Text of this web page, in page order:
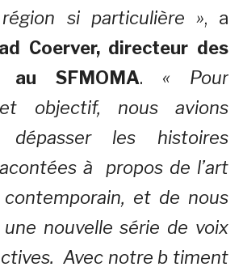
si particulière », a
Coerver, directeur des
SFMOMA. « Pour
objectif, nous avions
les histoires
à propos de l’art
et de nous
nouvelle série de voix
Avec notre b timent